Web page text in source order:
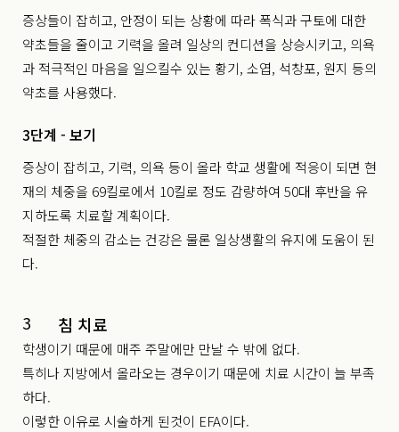
증상들이 잡히고, 안정이 되는 상황에 따라 폭식과 구토에 대한
약초들을 줄이고 기력을 올려 일상의 컨디션을 상승시키고, 의욕
과 적극적인 마음을 일으킬수 있는 황기, 소엽, 석창포, 원지 등의
약초를 사용했다.
3단계 - 보기
증상이 잡히고, 기력, 의욕 등이 올라 학교 생활에 적응이 되면 현
재의 체중을 69킬로에서 10킬로 정도 감량하여 50대 후반을 유
지하도록 치료할 계획이다.
적절한 체중의 감소는 건강은 물론 일상생활의 유지에 도움이 된
다.
3 침 치료
학생이기 때문에 매주 주말에만 만날 수 밖에 없다.
특히나 지방에서 올라오는 경우이기 때문에 치료 시간이 늘 부족
하다.
이렇한 이유로 시술하게 된것이 EFA이다.